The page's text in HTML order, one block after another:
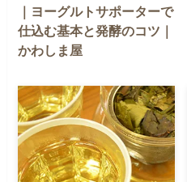
｜ヨーグルトサポーターで
仕込む基本と発酵のコツ｜
かわしま屋